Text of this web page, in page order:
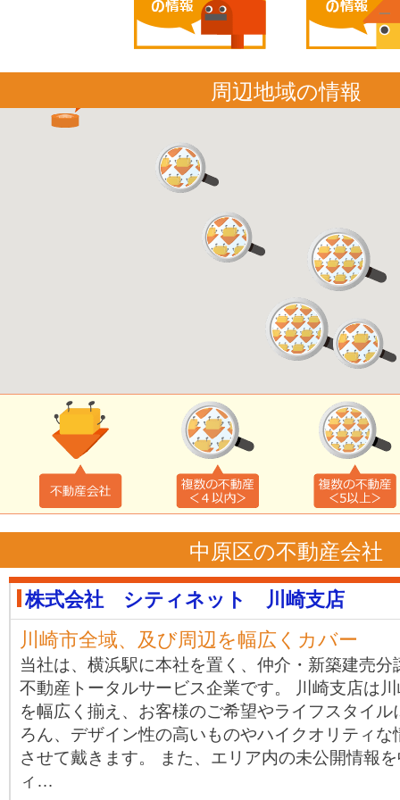
周辺地域の情報
中原区の不動産会社
株式会社 シティネット 川崎支店
川崎市全域、及び周辺を幅広くカバー
当社は、横浜駅に本社を置く、仲介・新築建売分
不動産トータルサービス企業です。 川崎支店は
を幅広く揃え、お客様のご希望やライフスタイ
ろん、デザイン性の高いものやハイクオリティ
させて戴きます。 また、エリア内の未公開情報
ィ…